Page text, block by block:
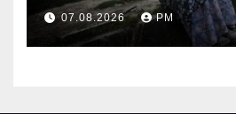
современной
России
07.08.2026 РМ